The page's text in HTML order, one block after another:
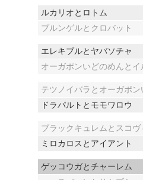
ルカリオとロトム
ブルンゲルとクロバット
エレキブルとヤバソチャ
オーガポンいどのめんとイ
テツノイバラとオーガポ
ドラパルトとモモワロウ
ブラックキュレムとスコヴ
ミロカロスとアイアント
ゲッコウガとチャーレム